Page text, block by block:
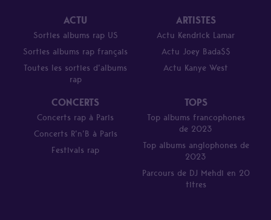
ACTU
Sorties albums rap US
Sorties albums rap français
Toutes les sorties d’albums
rap
ARTISTES
Actu Kendrick Lamar
Actu Joey Bada$$
Actu Kanye West
CONCERTS
Concerts rap à Paris
Concerts R’n’B à Paris
Festivals rap
TOPS
Top albums francophones
de 2023
Top albums anglophones de
2023
Parcours de DJ Mehdi en 20
titres